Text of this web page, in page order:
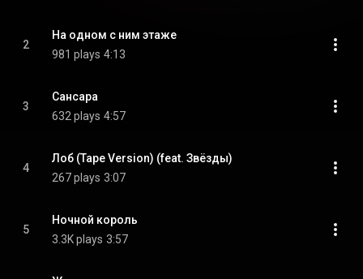
2
На одном с ним этаже
981 plays 4:13
3
Сансара
632 plays 4:57
4
Лоб (Tape Version) (feat. Звёзды)
267 plays 3:07
5
Ночной король
3.3K plays 3:57